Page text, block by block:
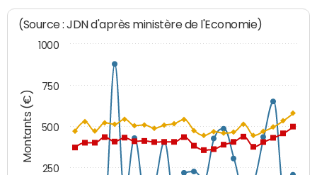
Montants (€)
(Source : JDN d'après ministère de l'Economie)
250
500
750
1000